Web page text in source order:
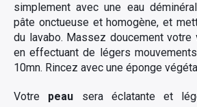
simplement avec une eau
pâte onctueuse et homogène, et
du lavabo. Massez doucement votre
en effectuant de légers
10mn. Rincez avec une éponge
Votre peau sera éclatante et